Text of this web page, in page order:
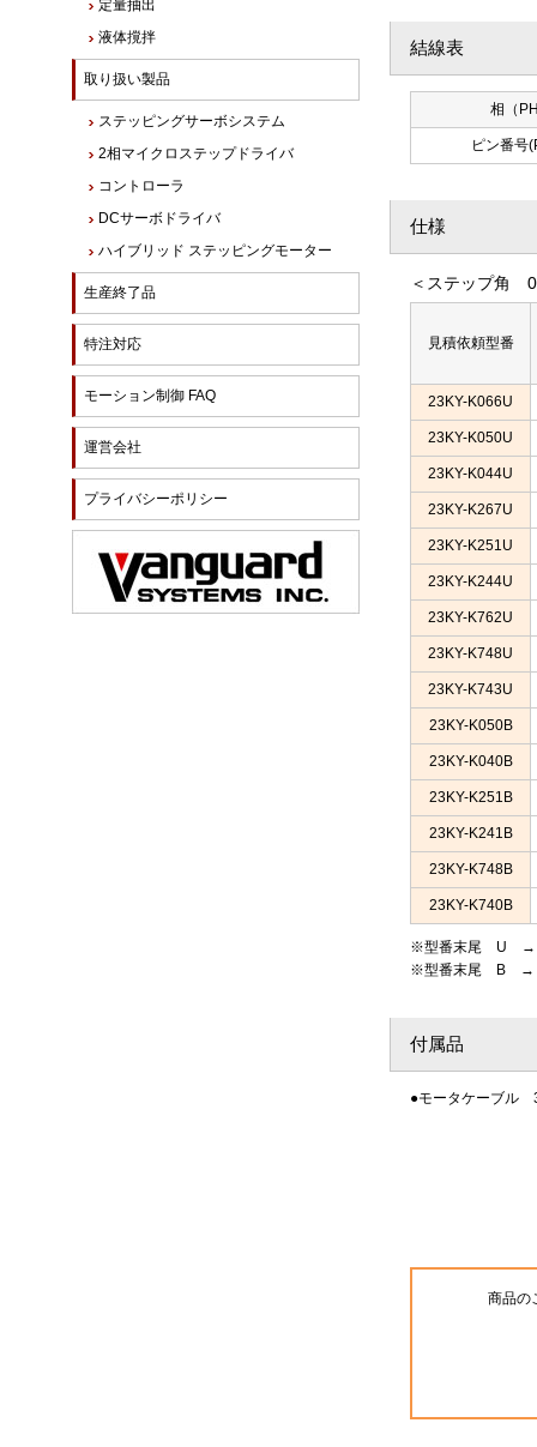
結線表
相（
ピン番号
仕様
＜ステップ角
見積依頼型番
23KY-K066U
23KY-K050U
23KY-K044U
23KY-K267U
23KY-K251U
23KY-K244U
23KY-K762U
23KY-K748U
23KY-K743U
23KY-K050B
23KY-K040B
23KY-K251B
23KY-K241B
23KY-K748B
23KY-K740B
※型番末尾 U →
※型番末尾 B →
付属品
●モータケーブル
商品の
定量抽出
液体撹拌
取り扱い製品
ステッピングサーボシステム
2相マイクロステップドライバ
コントローラ
DCサーボドライバ
ハイブリッド ステッピングモーター
生産終了品
特注対応
モーション制御 FAQ
運営会社
プライバシーポリシー